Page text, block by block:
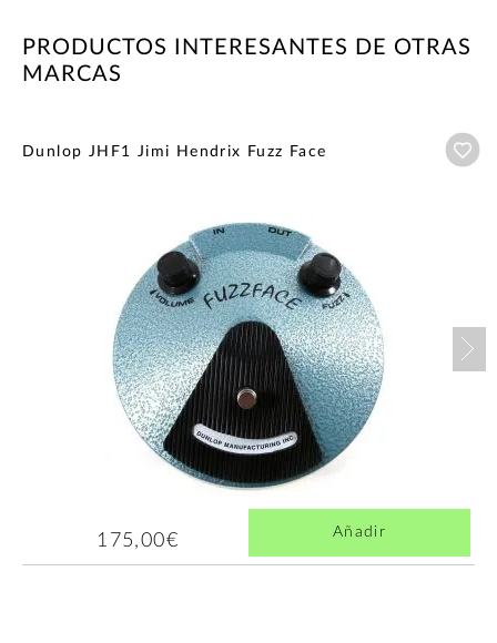
PRODUCTOS INTERESANTES DE OTRAS
MARCAS
Dunlop JHF1 Jimi Hendrix Fuzz Face
175,00€ Añadir